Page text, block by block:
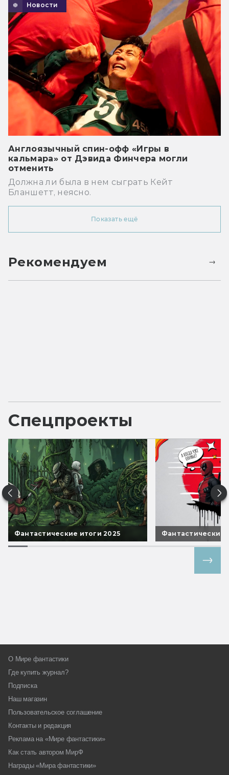
Новости
Англоязычный спин-офф «Игры в
кальмара» от Дэвида Финчера могли
отменить
Должна ли была в нем сыграть Кейт
Бланшетт, неясно.
Показать ещё
Рекомендуем
Спецпроекты
Фантастические итоги 2025 Фантастические
О Мире фантастики
Где купить журнал?
Подписка
Наш магазин
Пользовательское соглашение
Контакты и редакция
Реклама на «Мире фантастики»
Как стать автором МирФ
Награды «Мира фантастики»